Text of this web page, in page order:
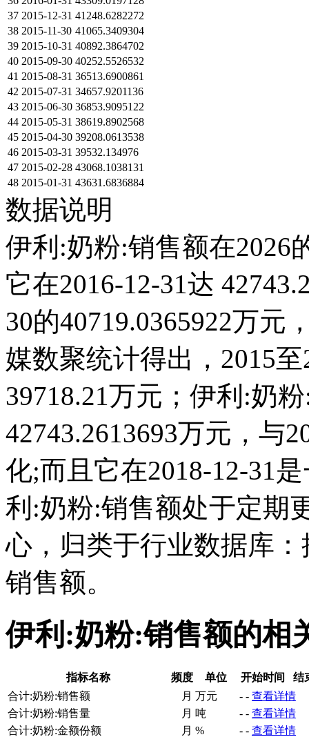
37 2015-12-31 41248.6282272
38 2015-11-30 41065.3409304
39 2015-10-31 40892.3864702
40 2015-09-30 40252.5526532
41 2015-08-31 36513.6900861
42 2015-07-31 34657.9201136
43 2015-06-30 36853.9095122
44 2015-05-31 38619.8902568
45 2015-04-30 39208.0613538
46 2015-03-31 39532.134976
47 2015-02-28 43068.1038131
48 2015-01-31 43631.6836884
数据说明
伊利:奶粉:销售额在2026
它在2016-12-31达
30的40719.0365922万元
媒数聚统计得出，2015
39718.21万元；伊利:奶
42743.2613693万元，与
化;而且它在2018-12-31
利:奶粉:销售额处于定期
心，归类于行业数据库
销售额。
伊利:奶粉:销售额的相
指标名称 频度 单位 开始时间
结
合计:奶粉:销售额
月 万元 - - 查看详情
合计:奶粉:销售量
月 吨 - - 查看详情
合计:奶粉:金额份额
月 % - - 查看详情